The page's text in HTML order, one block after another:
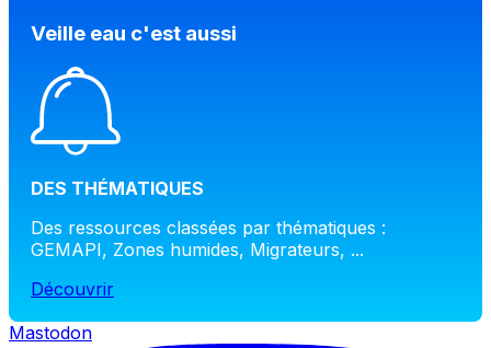
Veille eau c'est aussi
DES THÉMATIQUES
Des ressources classées par thématiques :
GEMAPI, Zones humides, Migrateurs, ...
Découvrir
Mastodon